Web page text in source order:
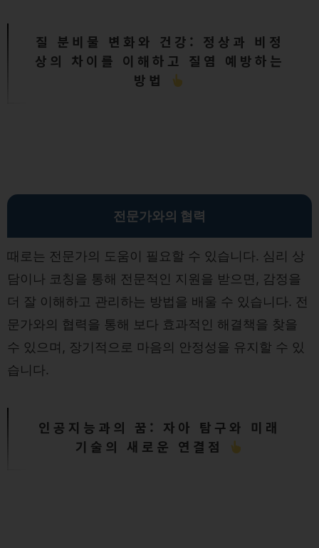
질 분비물 변화와 건강: 정상과 비정
상의 차이를 이해하고 질염 예방하는
방법
전문가와의 협력
때로는 전문가의 도움이 필요할 수 있습니다. 심리 상
담이나 코칭을 통해 전문적인 지원을 받으면, 감정을
더 잘 이해하고 관리하는 방법을 배울 수 있습니다. 전
문가와의 협력을 통해 보다 효과적인 해결책을 찾을
수 있으며, 장기적으로 마음의 안정성을 유지할 수 있
습니다.
인공지능과의 꿈: 자아 탐구와 미래
기술의 새로운 연결점